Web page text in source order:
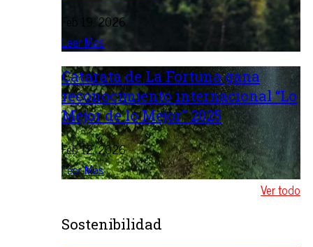
Feb 19, 2026
Leer Mas
Catarata de La Fortuna gana
reconocimiento internacional “Lo
Mejor de lo Mejor” 2025
Feb 12, 2026
Leer Mas
Ver todo
Sostenibilidad